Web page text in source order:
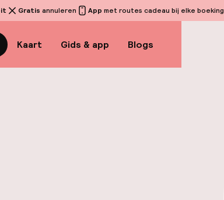
Gratis annuleren App met routes cadeau bij elke boeking
Kaart Gids & app Blogs